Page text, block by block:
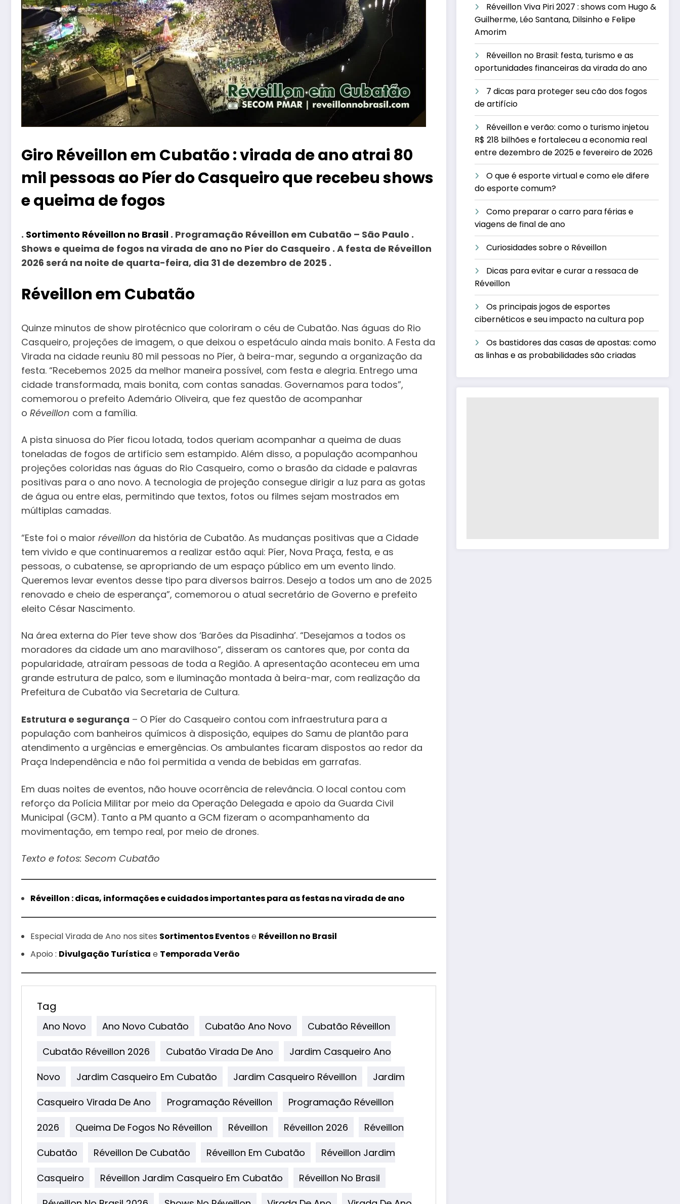
Giro Réveillon em Cubatão : virada de ano atrai 80
mil pessoas ao Píer do Casqueiro que recebeu shows
e queima de fogos
. Sortimento Réveillon no Brasil . Programação Réveillon em Cubatão – São Paulo .
Shows e queima de fogos na virada de ano no Píer do Casqueiro . A festa de Réveillon
2026 será na noite de quarta-feira, dia 31 de dezembro de 2025 .
Réveillon em Cubatão
Quinze minutos de show pirotécnico que coloriram o céu de Cubatão. Nas águas do Rio
Casqueiro, projeções de imagem, o que deixou o espetáculo ainda mais bonito. A Festa da
Virada na cidade reuniu 80 mil pessoas no Píer, à beira-mar, segundo a organização da
festa. “Recebemos 2025 da melhor maneira possível, com festa e alegria. Entrego uma
cidade transformada, mais bonita, com contas sanadas. Governamos para todos”,
comemorou o prefeito Ademário Oliveira, que fez questão de acompanhar
o Réveillon com a família.
A pista sinuosa do Píer ficou lotada, todos queriam acompanhar a queima de duas
toneladas de fogos de artifício sem estampido. Além disso, a população acompanhou
projeções coloridas nas águas do Rio Casqueiro, como o brasão da cidade e palavras
positivas para o ano novo. A tecnologia de projeção consegue dirigir a luz para as gotas
de água ou entre elas, permitindo que textos, fotos ou filmes sejam mostrados em
múltiplas camadas.
“Este foi o maior réveillon da história de Cubatão. As mudanças positivas que a Cidade
tem vivido e que continuaremos a realizar estão aqui: Píer, Nova Praça, festa, e as
pessoas, o cubatense, se apropriando de um espaço público em um evento lindo.
Queremos levar eventos desse tipo para diversos bairros. Desejo a todos um ano de 2025
renovado e cheio de esperança”, comemorou o atual secretário de Governo e prefeito
eleito César Nascimento.
Na área externa do Píer teve show dos ‘Barões da Pisadinha’. “Desejamos a todos os
moradores da cidade um ano maravilhoso”, disseram os cantores que, por conta da
popularidade, atraíram pessoas de toda a Região. A apresentação aconteceu em uma
grande estrutura de palco, som e iluminação montada à beira-mar, com realização da
Prefeitura de Cubatão via Secretaria de Cultura.
Estrutura e segurança – O Píer do Casqueiro contou com infraestrutura para a
população com banheiros químicos à disposição, equipes do Samu de plantão para
atendimento a urgências e emergências. Os ambulantes ficaram dispostos ao redor da
Praça Independência e não foi permitida a venda de bebidas em garrafas.
Em duas noites de eventos, não houve ocorrência de relevância. O local contou com
reforço da Polícia Militar por meio da Operação Delegada e apoio da Guarda Civil
Municipal (GCM). Tanto a PM quanto a GCM fizeram o acompanhamento da
movimentação, em tempo real, por meio de drones.
Texto e fotos: Secom Cubatão
Réveillon : dicas, informações e cuidados importantes para as festas na virada de ano
Especial Virada de Ano nos sites Sortimentos Eventose Réveillon no Brasil
Apoio : Divulgação Turística e Temporada Verão
Tag
Ano Novo Ano Novo Cubatão Cubatão Ano Novo
Cubatão Réveillon
Cubatão Réveillon 2026
Cubatão Virada De Ano
Jardim Casqueiro Ano
Novo
Jardim Casqueiro Em Cubatão Jardim Casqueiro Réveillon
Jardim
Casqueiro Virada De Ano
Programação Réveillon
Programação Réveillon
2026
Queima De Fogos No Réveillon Réveillon Réveillon 2026
Réveillon
Cubatão
Réveillon De Cubatão Réveillon Em Cubatão
Réveillon Jardim
Casqueiro
Réveillon Jardim Casqueiro Em Cubatão
Réveillon No Brasil
Réveillon Viva Piri 2027 : shows com Hugo &
Guilherme, Léo Santana, Dilsinho e Felipe
Amorim
Réveillon no Brasil: festa, turismo e as
oportunidades financeiras da virada do ano
7 dicas para proteger seu cão dos fogos
de artifício
Réveillon e verão: como o turismo injetou
R$ 218 bilhões e fortaleceu a economia real
entre dezembro de 2025 e fevereiro de 2026
O que é esporte virtual e como ele difere
do esporte comum?
Como preparar o carro para férias e
viagens de final de ano
Curiosidades sobre o Réveillon
Dicas para evitar e curar a ressaca de
Réveillon
Os principais jogos de esportes
cibernéticos e seu impacto na cultura pop
Os bastidores das casas de apostas: como
as linhas e as probabilidades são criadas